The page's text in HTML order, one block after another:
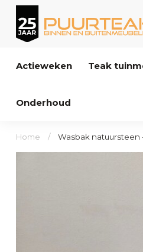
Actieweken Teak
Onderhoud
Home / Wasbak natuursteen